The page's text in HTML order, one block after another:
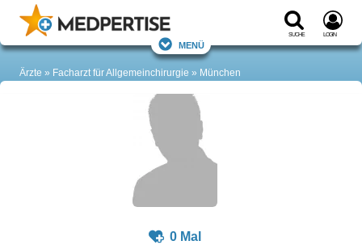
Suche Login
Menü
Ärzte Facharzt für Allgemeinchirurgie München
0 Mal